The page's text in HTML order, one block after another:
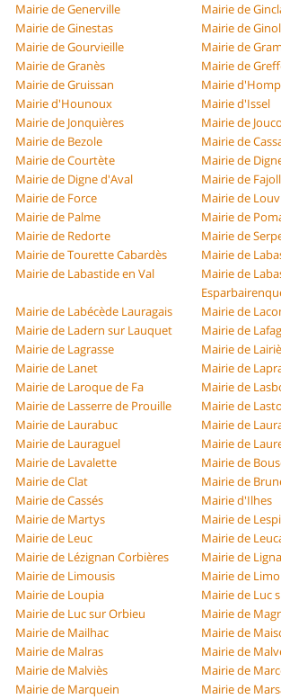
Mairie de Generville
Mairie de
Mairie de Ginestas
Mairie de
Mairie de Gourvieille
Mairie de
Mairie de Granès
Mairie de
Mairie de Gruissan
Mairie
Mairie d'Hounoux
Mairie d'Issel
Mairie de Jonquières
Mairie de
Mairie de Bezole
Mairie de
Mairie de Courtète
Mairie de
Mairie de Digne d'Aval
Mairie de
Mairie de Force
Mairie de
Mairie de Palme
Mairie de
Mairie de Redorte
Mairie de
Mairie de Tourette Cabardès
Mairie de
Mairie de Labastide en Val
Mairie de
Mairie de Labécède Lauragais
Mairie de
Mairie de Ladern sur Lauquet
Mairie de
Mairie de Lagrasse
Mairie de
Mairie de Lanet
Mairie de
Mairie de Laroque de Fa
Mairie de
Mairie de Lasserre de Prouille
Mairie de
Mairie de Laurabuc
Mairie de
Mairie de Lauraguel
Mairie de
Mairie de Lavalette
Mairie de
Mairie de Clat
Mairie de
Mairie de Cassés
Mairie d'Ilhes
Mairie de Martys
Mairie de
Mairie de Leuc
Mairie de
Mairie de Lézignan Corbières
Mairie de
Mairie de Limousis
Mairie de
Mairie de Loupia
Mairie de Luc
Mairie de Luc sur Orbieu
Mairie de
Mairie de Mailhac
Mairie de
Mairie de Malras
Mairie de
Mairie de Malviès
Mairie de
Mairie de Marquein
Mairie de